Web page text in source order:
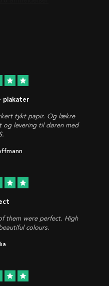
star star
tykt papir. Og lækre
og levering til døren med
star star
them were perfect. High
colours.
star star